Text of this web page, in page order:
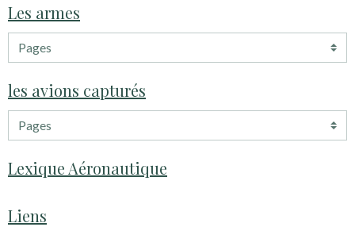
Les armes
les avions capturés
Lexique Aéronautique
Liens